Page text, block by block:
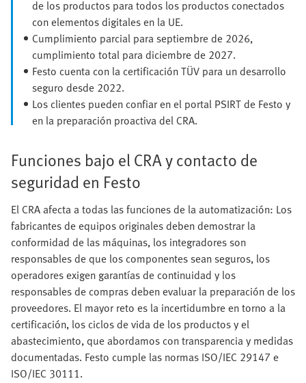
de los productos para todos los productos conectados
con elementos digitales en la UE.
Cumplimiento parcial para septiembre de 2026,
cumplimiento total para diciembre de 2027.
Festo cuenta con la certificación TÜV para un desarrollo
seguro desde 2022.
Los clientes pueden confiar en el portal PSIRT de Festo y
en la preparación proactiva del CRA.
Funciones bajo el CRA y contacto de
seguridad en Festo
El CRA afecta a todas las funciones de la automatización: Los
fabricantes de equipos originales deben demostrar la
conformidad de las máquinas, los integradores son
responsables de que los componentes sean seguros, los
operadores exigen garantías de continuidad y los
responsables de compras deben evaluar la preparación de los
proveedores. El mayor reto es la incertidumbre en torno a la
certificación, los ciclos de vida de los productos y el
abastecimiento, que abordamos con transparencia y medidas
documentadas. Festo cumple las normas ISO/IEC 29147 e
ISO/IEC 30111.